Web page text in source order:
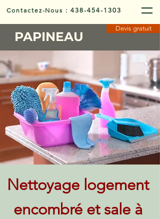
Contactez-Nous :438-454-1303
PAPINEAU
Devis gratuit
Nettoyage logement
encombré et sale à